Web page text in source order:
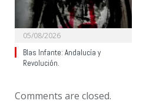
05/08/2026
Blas Infante: Andalucía y
Revolución.
Comments are closed.